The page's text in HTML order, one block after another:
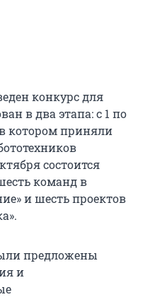
конкурс для
в два этапа: с 1 по
котором приняли
состоится
команд в
и шесть проектов
предложены
и